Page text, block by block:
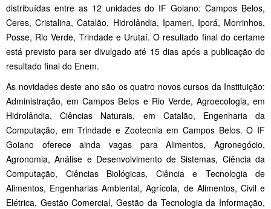
distribuídas entre as 12 unidades do IF Goiano: Campos Belos,
Ceres, Cristalina, Catalão, Hidrolândia, Ipameri, Iporá, Morrinhos,
Posse, Rio Verde, Trindade e Urutaí. O resultado final do certame
está previsto para ser divulgado até 15 dias após a publicação do
resultado final do Enem.
As novidades deste ano são os quatro novos cursos da Instituição:
Administração, em Campos Belos e Rio Verde, Agroecologia, em
Hidrolândia, Ciências Naturais, em Catalão, Engenharia da
Computação, em Trindade e Zootecnia em Campos Belos. O IF
Goiano oferece ainda vagas para Alimentos, Agronegócio,
Agronomia, Análise e Desenvolvimento de Sistemas, Ciência da
Computação, Ciências Biológicas, Ciência e Tecnologia de
Alimentos, Engenharias Ambiental, Agrícola, de Alimentos, Civil e
Elétrica, Gestão Comercial, Gestão da Tecnologia da Informação,